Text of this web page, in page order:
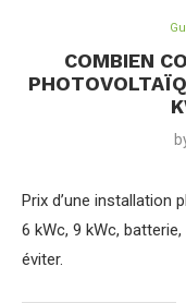
COMBIEN
Prix d’une installation
6 kWc, 9 kWc,
éviter.